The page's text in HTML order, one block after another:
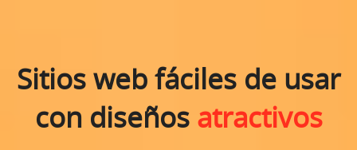
Sitios web fáciles de usar
con diseños atractivos